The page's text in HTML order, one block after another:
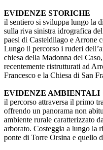
EVIDENZE STORICHE
il sentiero si sviluppa lungo la
sulla riva sinistra idrografica
paesi di Casteldilago e Arrone
Lungo il percorso i ruderi
chiesa della Madonna del
recentemente ristrutturati ad
Francesco e la Chiesa di San
EVIDENZE AMBIENTALI
il percorso attraversa il primo
offrendo un panorama non
ambiente rurale caratterizzato
arborato. Costeggia a lungo la
ponte di Torre Orsina e quello